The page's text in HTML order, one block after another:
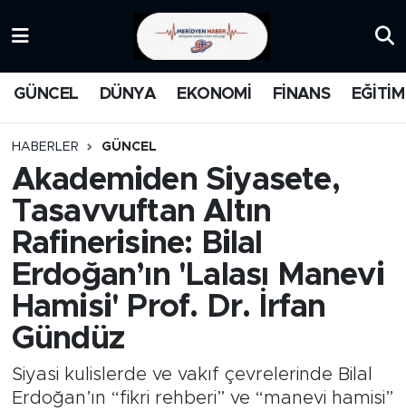
GÜNCEL DÜNYA EKONOMİ FİNANS EĞİTİM
HABERLER GÜNCEL
Akademiden Siyasete,
Tasavvuftan Altın
Rafinerisine: Bilal
Erdoğan’ın 'Lalası Manevi
Hamisi' Prof. Dr. İrfan
Gündüz
Siyasi kulislerde ve vakıf çevrelerinde Bilal
Erdoğan’ın “fikri rehberi” ve “manevi hamisi”
MEDYA
FİNANS
DÜNYA
GÜNCEL
KARİKATÜR
Trafik Durumu
Süper Lig Puan Durumu ve Fikstür
Tüm Manşetler
Son Dakika Haberleri
Haber Arşivi